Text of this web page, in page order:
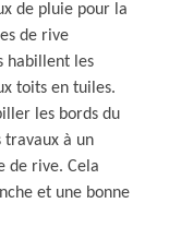
de pluie pour la
de rive
habillent les
toits en tuiles.
les bords du
travaux à un
de rive. Cela
et une bonne